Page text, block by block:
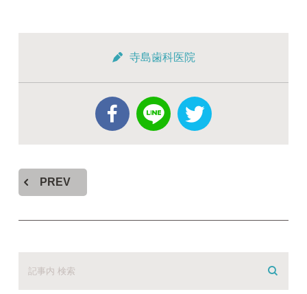
寺島歯科医院
PREV